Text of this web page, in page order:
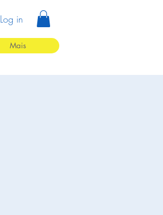
Log in
Mais